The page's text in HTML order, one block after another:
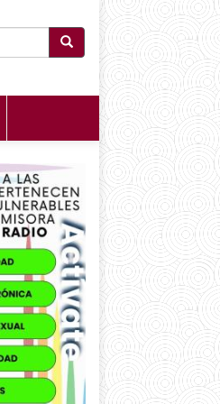
Search